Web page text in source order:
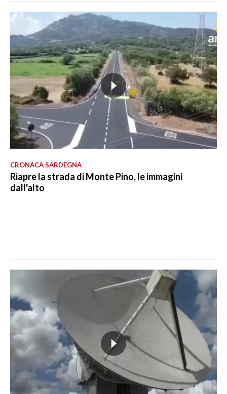
CRONACA SARDEGNA
Riapre la strada di Monte Pino, le immagini
dall'alto